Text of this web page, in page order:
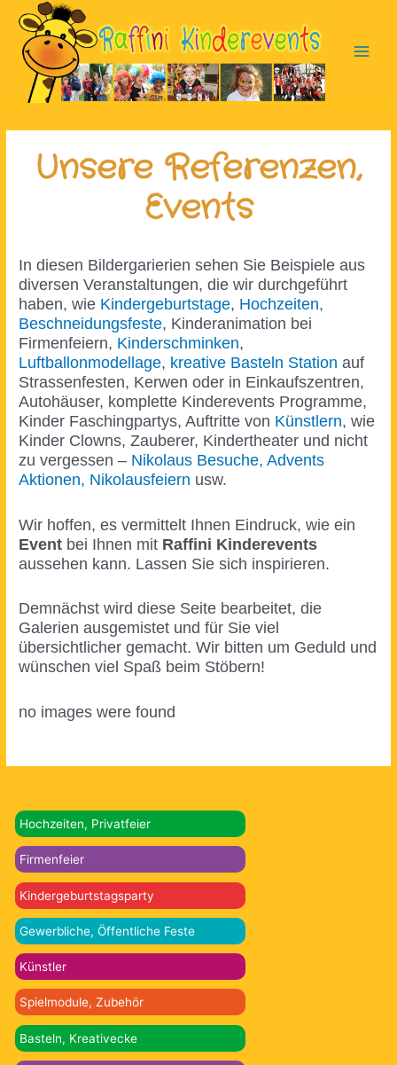
Inhalt
springen
Hochzeiten, Privatfeier
Firmenfeier
Kindergeburtstagsparty
Gewerbliche, Öffentliche Feste
Künstler
Spielmodule, Zubehör
Basteln, Kreativecke
Unsere Referenzen,
Events
In diesen Bildergarierien sehen Sie Beispiele aus
diversen Veranstaltungen, die wir durchgeführt
haben, wie Kindergeburtstage, Hochzeiten,
Beschneidungsfeste, Kinderanimation bei
Firmenfeiern, Kinderschminken,
Luftballonmodellage, kreative Basteln Station auf
Strassenfesten, Kerwen oder in Einkaufszentren,
Autohäuser, komplette Kinderevents Programme,
Kinder Faschingpartys, Auftritte von Künstlern, wie
Kinder Clowns, Zauberer, Kindertheater und nicht
zu vergessen – Nikolaus Besuche, Advents
Aktionen, Nikolausfeiern usw.
Wir hoffen, es vermittelt Ihnen Eindruck, wie ein
Event bei Ihnen mit Raffini Kinderevents
aussehen kann. Lassen Sie sich inspirieren.
Demnächst wird diese Seite bearbeitet, die
Galerien ausgemistet und für Sie viel
übersichtlicher gemacht. Wir bitten um Geduld und
wünschen viel Spaß beim Stöbern!
no images were found